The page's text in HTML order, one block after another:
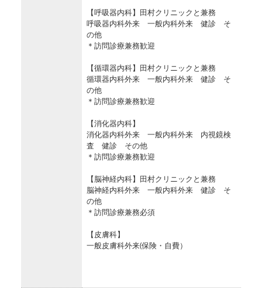
【呼吸器内科】田村クリニックと兼務
呼吸器内科外来 一般内科外来 健診 そ
の他
＊訪問診療兼務歓迎
【循環器内科】田村クリニックと兼務
循環器内科外来 一般内科外来 健診 そ
の他
＊訪問診療兼務歓迎
【消化器内科】
消化器内科外来 一般内科外来 内視鏡検
査 健診 その他
＊訪問診療兼務歓迎
【脳神経内科】田村クリニックと兼務
脳神経内科外来 一般内科外来 健診 そ
の他
＊訪問診療兼務必須
【皮膚科】
一般皮膚科外来(保険・自費）